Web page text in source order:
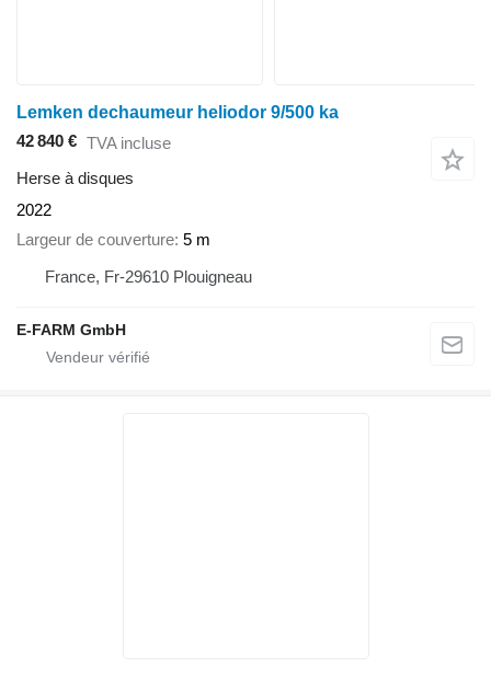
Lemken dechaumeur heliodor 9/500 ka
42 840 € TVA incluse
Herse à disques
2022
Largeur de couverture 5 m
France, Fr-29610 Plouigneau
E-FARM GmbH